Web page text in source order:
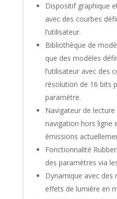
Dispositif graphique
avec des courbes
l’utilisateur.
Bibliothèque de
que des modèles
l’utilisateur avec des
résolution de 16 bits
paramètre.
Navigateur de
navigation hors ligne
émissions
Fonctionnalité
des paramètres via
Dynamique avec des
effets de lumière en